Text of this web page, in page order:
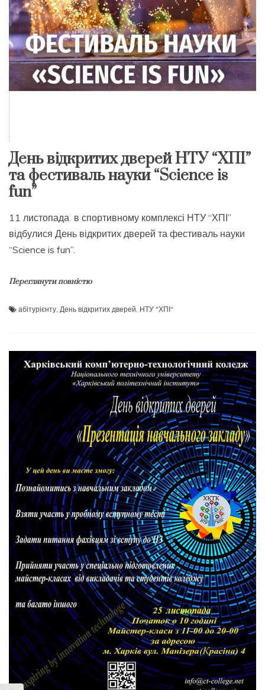
День відкритих дверей НТУ “ХПІ”
та фестиваль науки “Science is
fun”
11 листопада в спортивному комплексі НТУ “ХПІ”
відбулися День відкритих дверей та фестиваль науки
“Science is fun”.
Переглянути повністю
абітурієнту, День відкритих дверей, НТУ "ХПІ"